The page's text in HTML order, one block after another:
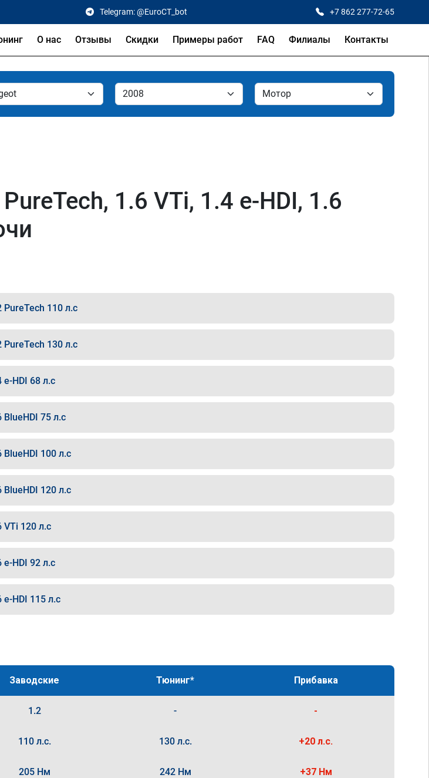
Telegram: @EuroCT_bot +7 862 277-72-65
О нас Отзывы Скидки Примеры работ FAQ Филиалы Контакты
1.6 VTi, 1.4 e-HDI, 1.6
PureTech 110 л.с
PureTech 130 л.с
e-HDI 68 л.с
BlueHDI 75 л.с
BlueHDI 100 л.с
BlueHDI 120 л.с
VTi 120 л.с
e-HDI 92 л.с
e-HDI 115 л.с
Заводские Тюнинг* Прибавка
1.2 - -
110 л.с. 130 л.с. +20 л.с.
205 Нм 242 Нм +37 Нм